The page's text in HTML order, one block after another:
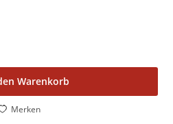
Warenkorb
Merken